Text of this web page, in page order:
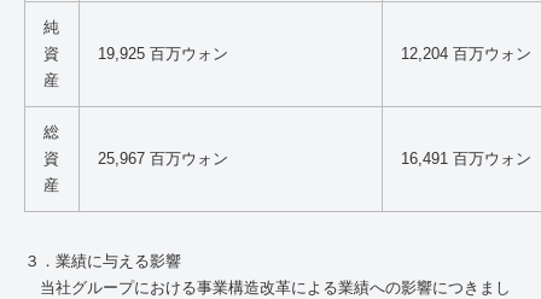
純
資
産
19,925 百万ウォン 12,204 百万ウォン
総
資
産
25,967 百万ウォン 16,491 百万ウォン
３．業績に与える影響
当社グループにおける事業構造改革による業績への影響につきまし